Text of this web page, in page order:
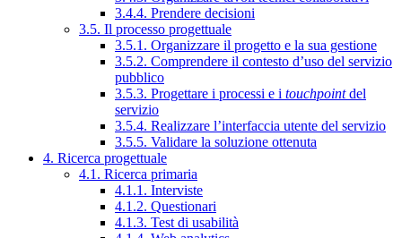
3.4.4. Prendere decisioni
3.5. Il processo progettuale
3.5.1. Organizzare il progetto e la sua gestione
3.5.2. Comprendere il contesto d’uso del servizio
pubblico
3.5.3. Progettare i processi e i touchpointdel
servizio
3.5.4. Realizzare l’interfaccia utente del servizio
3.5.5. Validare la soluzione ottenuta
4. Ricerca progettuale
4.1. Ricerca primaria
4.1.1. Interviste
4.1.2. Questionari
4.1.3. Test di usabilità